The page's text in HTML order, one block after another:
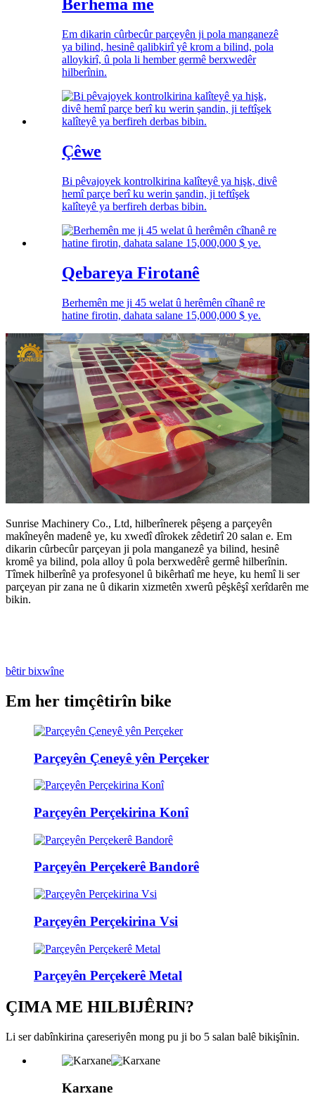
Berhema me
Em dikarin cûrbecûr parçeyên ji pola manganezê
ya bilind, hesinê qalibkirî yê krom a bilind, pola
alloykirî, û pola li hember germê berxwedêr
hilberînin.
Çêwe
Bi pêvajoyek kontrolkirina kalîteyê ya hişk, divê
hemî parçe berî ku werin şandin, ji teftîşek
kalîteyê ya berfireh derbas bibin.
Qebareya Firotanê
Berhemên me ji 45 welat û herêmên cîhanê re
hatine firotin, dahata salane 15,000,000 $ ye.
Sunrise Machinery Co., Ltd, hilberînerek pêşeng a parçeyên
makîneyên madenê ye, ku xwedî dîrokek zêdetirî 20 salan e. Em
dikarin cûrbecûr parçeyan ji pola manganezê ya bilind, hesinê
kromê ya bilind, pola alloy û pola berxwedêrê germê hilberînin.
Tîmek hilberînê ya profesyonel û bikêrhatî me heye, ku hemî li ser
parçeyan pir zana ne û dikarin xizmetên xwerû pêşkêşî xerîdarên me
bikin.
bêtir bixwîne
Em her timçêtirîn bike
Parçeyên Çeneyê yên Perçeker
Parçeyên Perçekirina Konî
Parçeyên Perçekerê Bandorê
Parçeyên Perçekirina Vsi
Parçeyên Perçekerê Metal
ÇIMA ME HILBIJÊRIN?
Li ser dabînkirina çareseriyên mong pu ji bo 5 salan balê bikişînin.
Karxane